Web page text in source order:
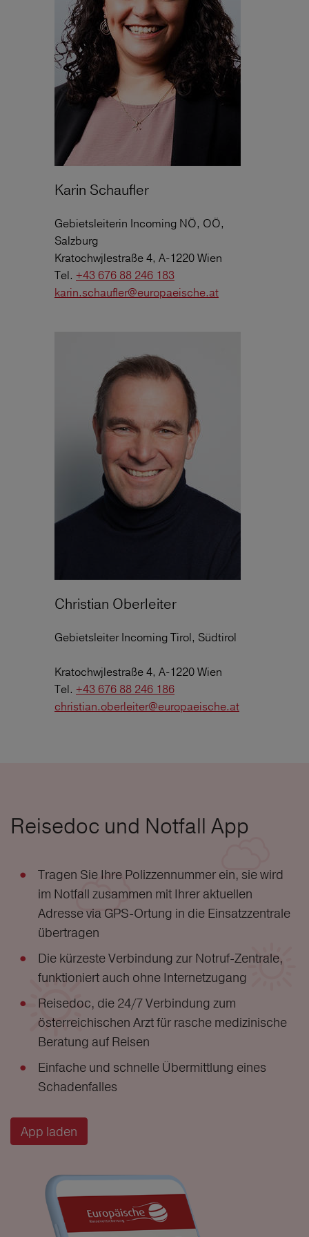
Karin Schaufler
Gebietsleiterin Incoming NÖ, OÖ,
Salzburg
Kratochwjlestraße 4, A-1220 Wien
Tel. +43 676 88 246 183
karin.schaufler@europaeische.at
Christian Oberleiter
Gebietsleiter Incoming Tirol, Südtirol
Kratochwjlestraße 4, A-1220 Wien
Tel. +43 676 88 246 186
christian.oberleiter@europaeische.at
Reisedoc und Notfall App
Tragen Sie Ihre Polizzennummer ein, sie wird
im Notfall zusammen mit Ihrer aktuellen
Adresse via GPS-Ortung in die Einsatzzentrale
übertragen
Die kürzeste Verbindung zur Notruf-Zentrale,
funktioniert auch ohne Internetzugang
Reisedoc, die 24/7 Verbindung zum
österreichischen Arzt für rasche medizinische
Beratung auf Reisen
Einfache und schnelle Übermittlung eines
Schadenfalles
App laden